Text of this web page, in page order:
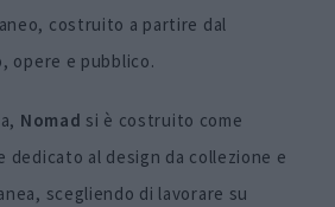
costruito a partire dal
opere e pubblico.
Nomad si è costruito come
al design da collezione e
scegliendo di lavorare su